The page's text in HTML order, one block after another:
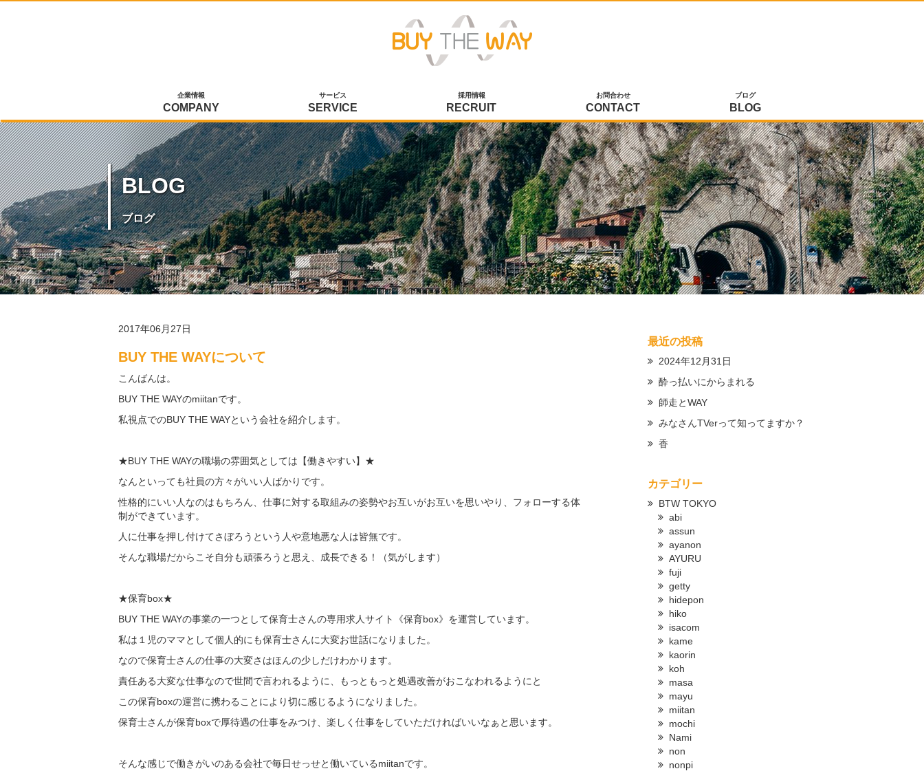
企業情報
COMPANY
サービス
SERVICE
採用情報
RECRUIT
お問合わせ
CONTACT
ブログ
BLOG
BLOG
ブログ
2017年06月27日
BUY THE WAYについて
こんばんは。
BUY THE WAYのmiitanです。
私視点でのBUY THE WAYという会社を紹介します。
★BUY THE WAYの職場の雰囲気としては【働きやすい】★
なんといっても社員の方々がいい人ばかりです。
性格的にいい人なのはもちろん、仕事に対する取組みの姿勢やお互いがお互いを思いやり、フォローする体
制ができています。
人に仕事を押し付けてさぼろうという人や意地悪な人は皆無です。
そんな職場だからこそ自分も頑張ろうと思え、成長できる！（気がします）
★保育box★
BUY THE WAYの事業の一つとして保育士さんの専用求人サイト《保育box》を運営しています。
私は１児のママとして個人的にも保育士さんに大変お世話になりました。
なので保育士さんの仕事の大変さはほんの少しだけわかります。
責任ある大変な仕事なので世間で言われるように、もっともっと処遇改善がおこなわれるようにと
この保育boxの運営に携わることにより切に感じるようになりました。
保育士さんが保育boxで厚待遇の仕事をみつけ、楽しく仕事をしていただければいいなぁと思います。
そんな感じで働きがいのある会社で毎日せっせと働いているmiitanです。
最近の投稿
2024年12月31日
酔っ払いにからまれる
師走とWAY
みなさんTVerって知ってますか？
香
カテゴリー
BTW TOKYO
abi
assun
ayanon
AYURU
fuji
getty
hidepon
hiko
isacom
kame
kaorin
koh
masa
mayu
miitan
mochi
Nami
non
nonpi